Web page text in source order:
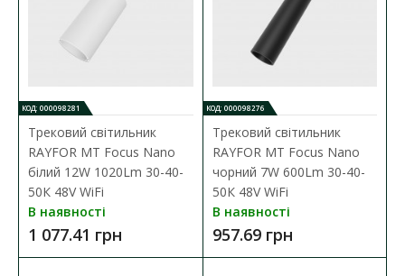
Шинопровід магнітний RAYFOR MT-G Rail білий
врізний 3м під гіпсокартон 12мм
КОД: 000098281
Трековий світильник
RAYFOR MT Focus Nano
білий 12W 1020Lm 30-40-
50К 48V WiFi
В наявності
1 077.41 грн
КОД: 000098276
Трековий світильник
RAYFOR MT Focus Nano
чорний 7W 600Lm 30-40-
50К 48V WiFi
В наявності
957.69 грн